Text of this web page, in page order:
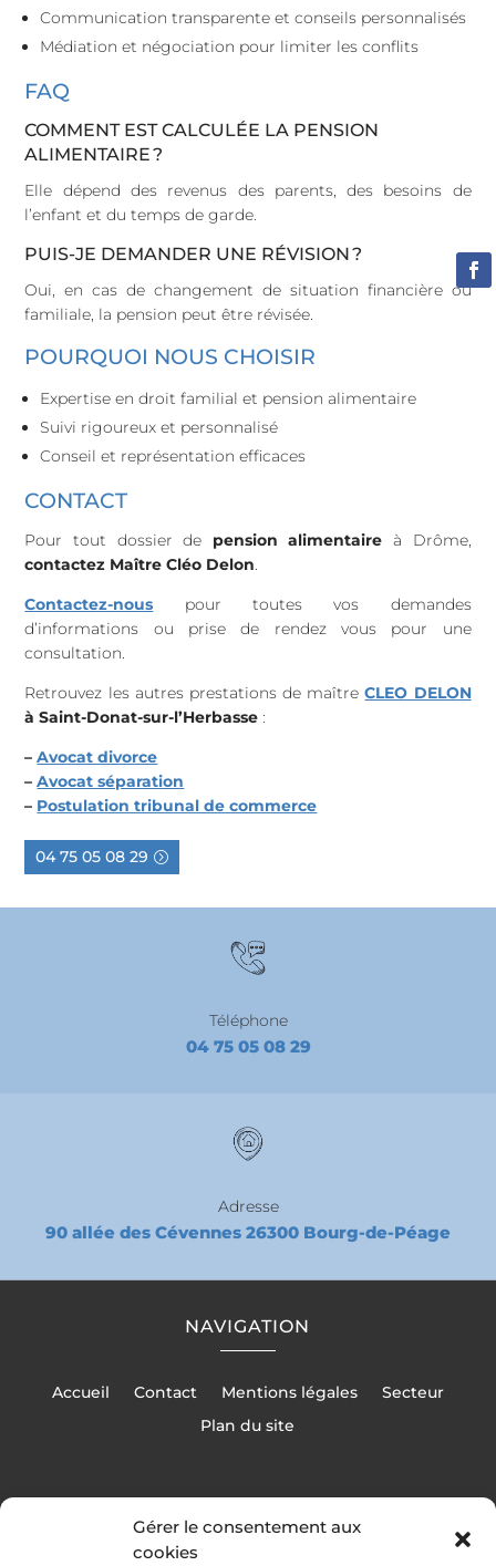
Gérer le consentement aux
cookies
Communication transparente et conseils personnalisés
Médiation et négociation pour limiter les conflits
FAQ
COMMENT EST CALCULÉE LA PENSION
ALIMENTAIRE ?
Elle dépend des revenus des parents, des besoins de
l’enfant et du temps de garde.
PUIS-JE DEMANDER UNE RÉVISION ?
Oui, en cas de changement de situation financière ou
familiale, la pension peut être révisée.
POURQUOI NOUS CHOISIR
Expertise en droit familial et pension alimentaire
Suivi rigoureux et personnalisé
Conseil et représentation efficaces
CONTACT
Pour tout dossier de pension alimentaire à Drôme,
contactez Maître Cléo Delon.
Contactez-nous pour toutes vos demandes
d’informations ou prise de rendez vous pour une
consultation.
Retrouvez les autres prestations de maîtreCLEO DELON
à Saint-Donat-sur-l’Herbasse :
–Avocat divorce
–Avocat séparation
– Postulation tribunal de commerce
04 75 05 08 29
Téléphone
04 75 05 08 29
Adresse
90 allée des Cévennes 26300 Bourg-de-Péage
NAVIGATION
Accueil Contact Mentions légales
Secteur
Plan du site
RÉALISATION